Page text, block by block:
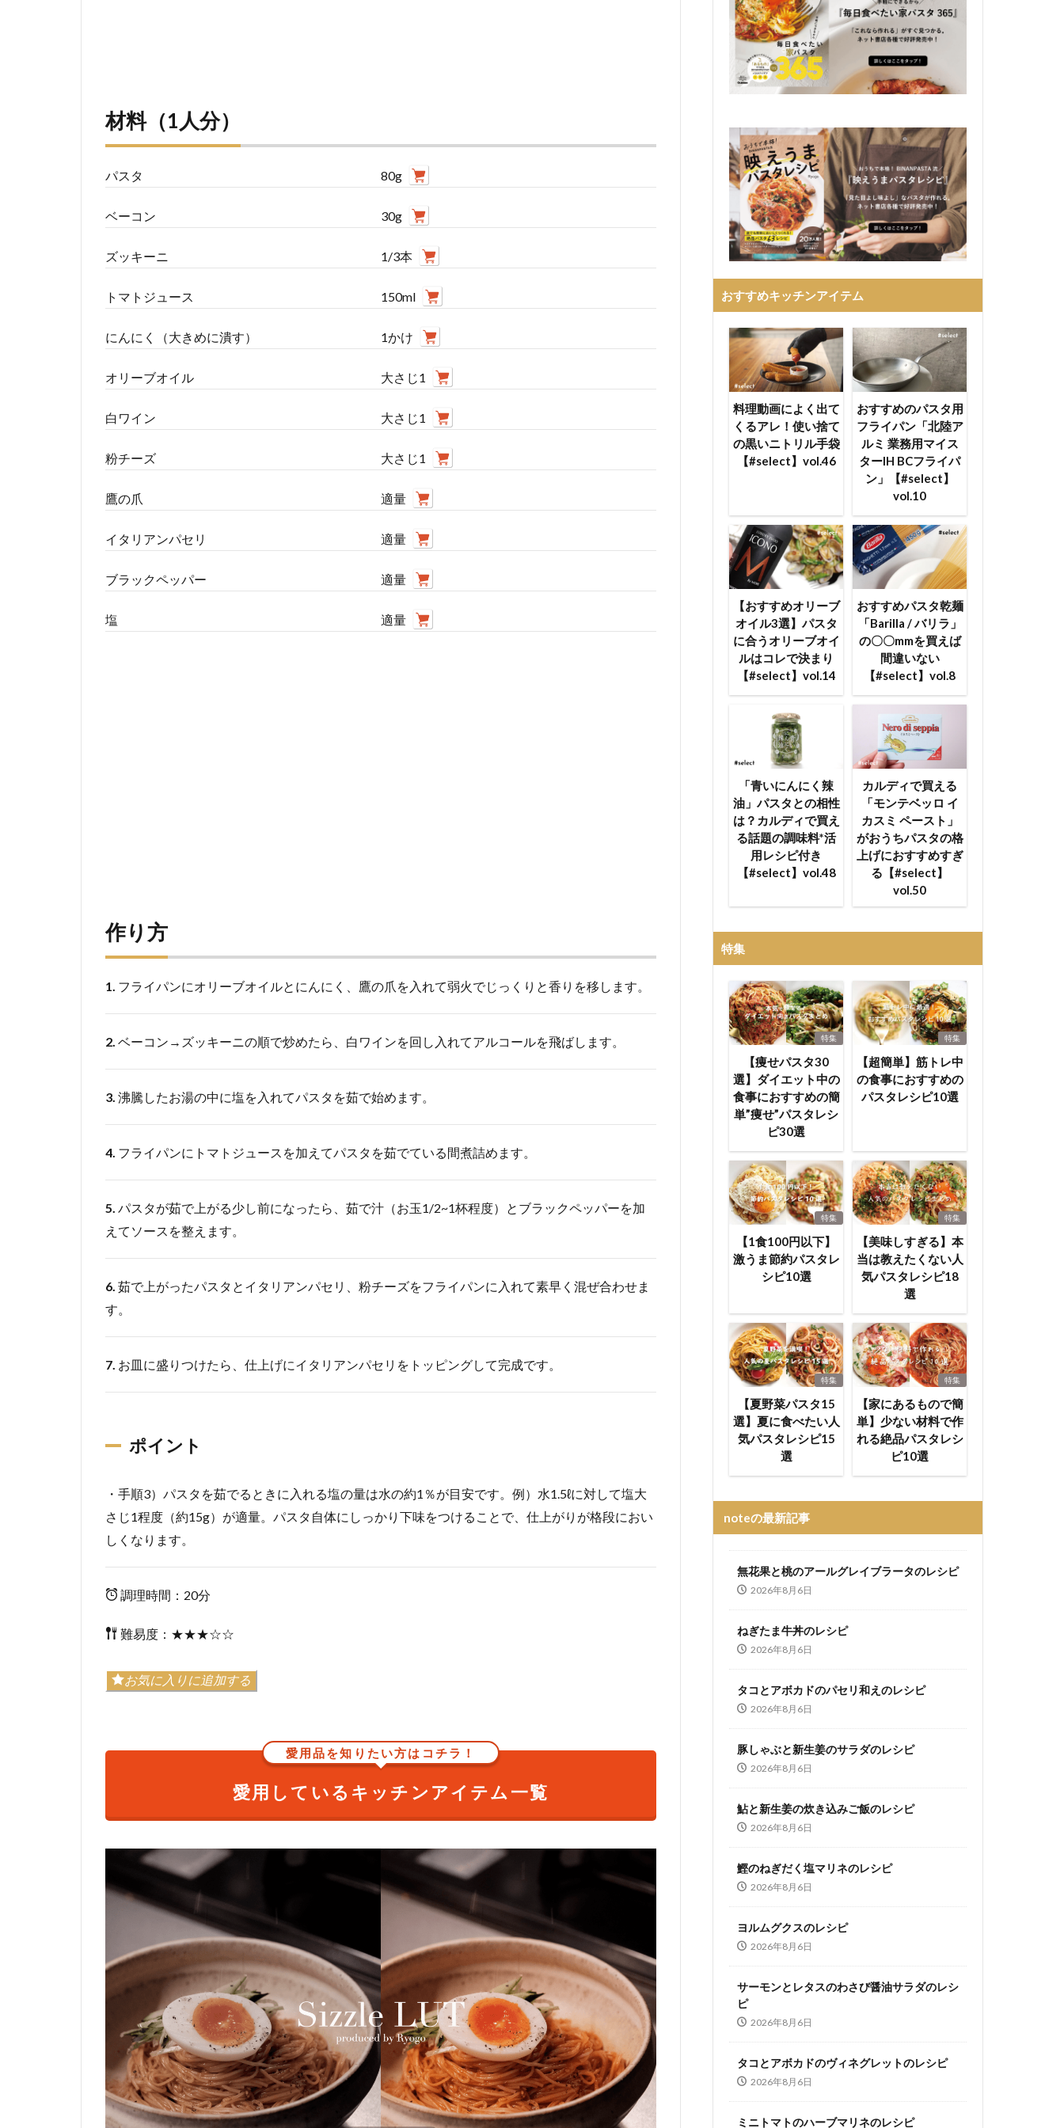
材料（1人分）
パスタ 80g
ベーコン 30g
ズッキーニ 1/3本
トマトジュース 150ml
にんにく（大きめに潰す） 1かけ
オリーブオイル 大さじ1
白ワイン 大さじ1
粉チーズ 大さじ1
鷹の爪 適量
イタリアンパセリ 適量
ブラックペッパー 適量
塩 適量
作り方
1. フライパンにオリーブオイルとにんにく、鷹の爪を入れて弱火でじっくりと香りを移します。
2. ベーコン→ズッキーニの順で炒めたら、白ワインを回し入れてアルコールを飛ばします。
3. 沸騰したお湯の中に塩を入れてパスタを茹で始めます。
4. フライパンにトマトジュースを加えてパスタを茹でている間煮詰めます。
5. パスタが茹で上がる少し前になったら、茹で汁（お玉1/2~1杯程度）とブラックペッパーを加
えてソースを整えます。
6. 茹で上がったパスタとイタリアンパセリ、粉チーズをフライパンに入れて素早く混ぜ合わせま
す。
7. お皿に盛りつけたら、仕上げにイタリアンパセリをトッピングして完成です。
ポイント
・手順3）パスタを茹でるときに入れる塩の量は水の約1％が目安です。例）水1.5ℓに対して塩大
さじ1程度（約15g）が適量。パスタ自体にしっかり下味をつけることで、仕上がりが格段におい
しくなります。
調理時間：20分
難易度：★★★☆☆
お気に入りに追加する
愛用品を知りたい方はコチラ！
愛用しているキッチンアイテム一覧
おすすめキッチンアイテム
料理動画によく出て
くるアレ！使い捨て
の黒いニトリル手袋
【#select】vol.46
おすすめのパスタ用
フライパン「北陸ア
ルミ 業務用マイス
ターIH BCフライパ
ン」【#select】
vol.10
【おすすめオリーブ
オイル3選】パスタ
に合うオリーブオイ
ルはコレで決まり
【#select】vol.14
おすすめパスタ乾麺
「Barilla / バリラ」
の〇〇mmを買えば
間違いない
【#select】vol.8
「青いにんにく辣
油」パスタとの相性
は？カルディで買え
る話題の調味料*活
用レシピ付き
【#select】vol.48
カルディで買える
「モンテベッロ イ
カスミ ペースト」
がおうちパスタの格
上げにおすすめすぎ
る【#select】
vol.50
特集
特集
【痩せパスタ30
選】ダイエット中の
食事におすすめの簡
単”痩せ”パスタレシ
ピ30選
特集
【超簡単】筋トレ中
の食事におすすめの
パスタレシピ10選
特集
【1食100円以下】
激うま節約パスタレ
シピ10選
特集
【美味しすぎる】本
当は教えたくない人
気パスタレシピ18
選
特集
【夏野菜パスタ15
選】夏に食べたい人
気パスタレシピ15
選
特集
【家にあるもので簡
単】少ない材料で作
れる絶品パスタレシ
ピ10選
noteの最新記事
無花果と桃のアールグレイブラータのレシピ
2026年8月6日
ねぎたま牛丼のレシピ
2026年8月6日
タコとアボカドのパセリ和えのレシピ
2026年8月6日
豚しゃぶと新生姜のサラダのレシピ
2026年8月6日
鮎と新生姜の炊き込みご飯のレシピ
2026年8月6日
鰹のねぎだく塩マリネのレシピ
2026年8月6日
ヨルムグクスのレシピ
2026年8月6日
サーモンとレタスのわさび醤油サラダのレシ
ピ
2026年8月6日
タコとアボカドのヴィネグレットのレシピ
2026年8月6日
ミニトマトのハーブマリネのレシピ